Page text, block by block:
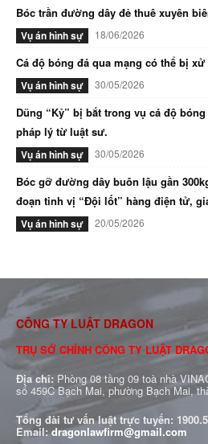
Bóc trần đường dây đẻ thuê xuyên
Vụ án hình sự 18/06/2026
Cá độ bóng đá qua mạng có thể bị
Vụ án hình sự 30/05/2026
Dũng “Kỷ” bị bắt trong vụ cá độ
pháp lý từ luật sư.
Vụ án hình sự 30/05/2026
Bóc gỡ đường dây buôn lậu gần
đoạn tinh vị “Đội lốt” hàng điện tử,
Vụ án hình sự 20/05/2026
CÔNG TY LUẬT DRAGON
TRỤ SỞ CHÍNH CÔNG TY LUẬT
Địa chỉ: Phòng 08 tầng 09 toà nhà
số 459C Bạch Mai, phường Bạch Mai,
Tổng đài tư vấn luật trực tuyến:
Email:dragonlawfirm@gmail.com